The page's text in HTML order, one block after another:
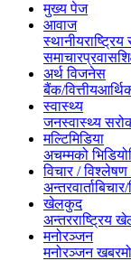
मुख्य पेज
आवाज
स्थानीयराष्ट्रिय
समाचारप्रवास
अर्थ विजनेस
बैंक/वित्तीय
स्वास्थ्य
जनस्वास्थ्य
मल्टिमिडिया
अचम्मको भिडियो
विचार /
अन्तरवार्ता
खेलकुद
अन्तरराष्ट्रिय
मनोरञ्जन
मनोरञ्जन खबर